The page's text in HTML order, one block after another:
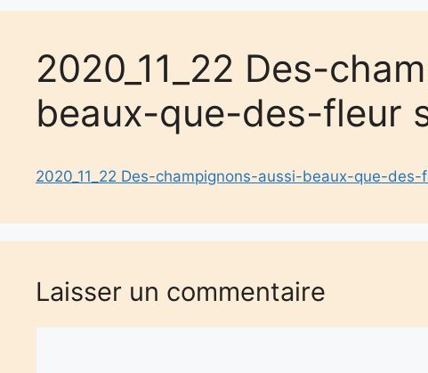
2020_11_22 Des-
beaux-que-des-fleur
2020_11_22 Des-champignons-aussi-beaux-que-des-
Laisser un commentaire